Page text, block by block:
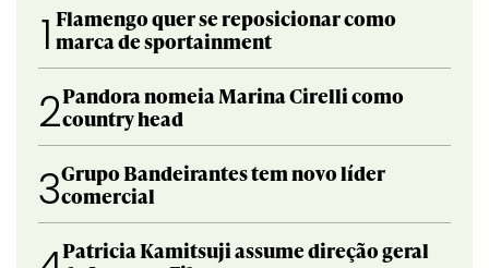
1 Flamengo quer se reposicionar como
marca de sportainment
2Pandora nomeia Marina Cirelli como
country head
3Grupo Bandeirantes tem novo líder
comercial
Patricia Kamitsuji assume direção geral